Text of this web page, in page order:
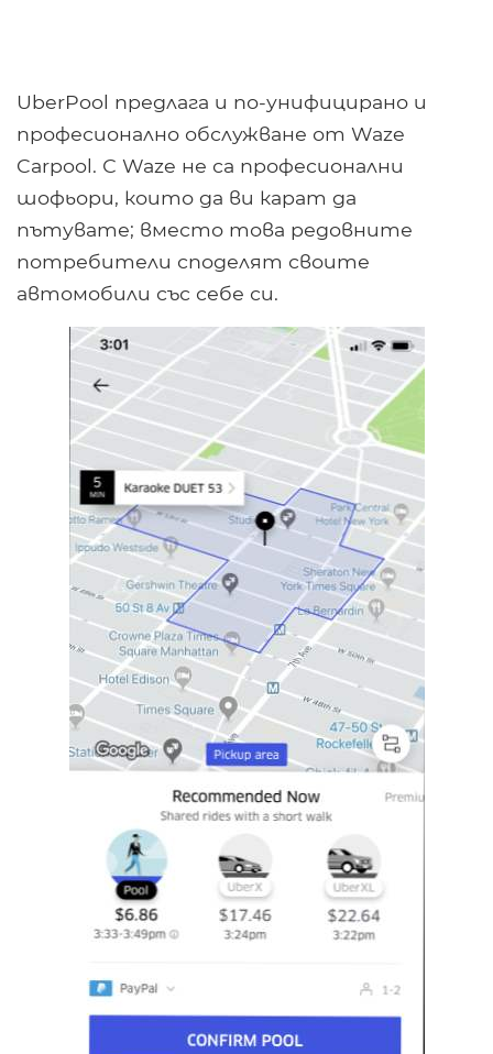
UberPool предлага и по-унифицирано и
професионално обслужване от Waze
Carpool. С Waze не са професионални
шофьори, които да ви карат да
пътувате; вместо това редовните
потребители споделят своите
автомобили със себе си.